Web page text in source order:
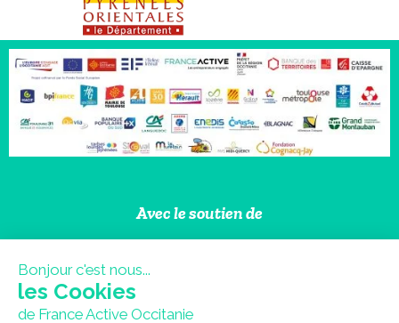
Avec le soutien de
Bonjour c'est nous...
les Cookies
de France Active Occitanie